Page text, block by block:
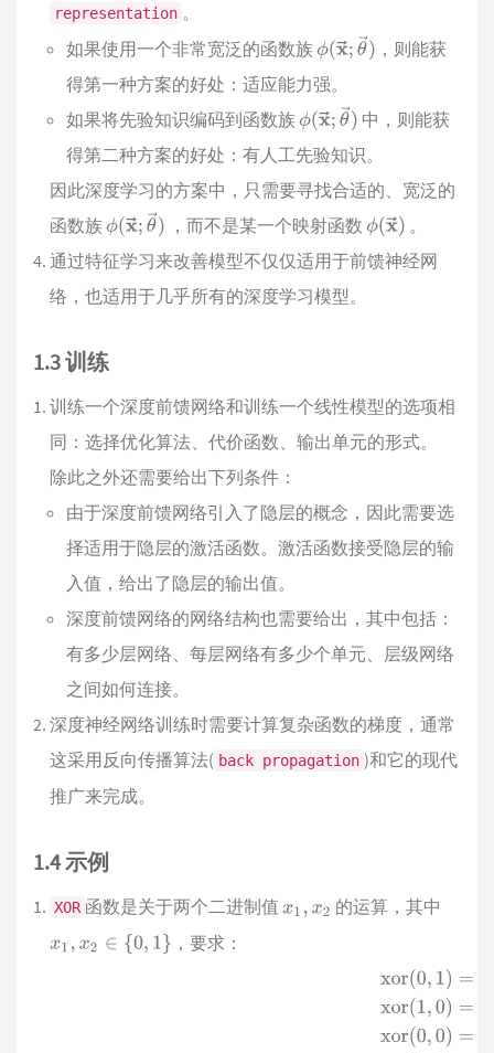
representation 。
如果使用一个非常宽泛的函数族
，则能获
得第一种方案的好处：适应能力强。
如果将先验知识编码到函数族
中，则能获
得第二种方案的好处：有人工先验知识。
因此深度学习的方案中，只需要寻找合适的、宽泛的
函数族
，而不是某一个映射函数
。
通过特征学习来改善模型不仅仅适用于前馈神经网
络，也适用于几乎所有的深度学习模型。
1.3 训练
训练一个深度前馈网络和训练一个线性模型的选项相
同：选择优化算法、代价函数、输出单元的形式。
除此之外还需要给出下列条件：
由于深度前馈网络引入了隐层的概念，因此需要选
择适用于隐层的激活函数。激活函数接受隐层的输
入值，给出了隐层的输出值。
深度前馈网络的网络结构也需要给出，其中包括：
有多少层网络、每层网络有多少个单元、层级网络
之间如何连接。
深度神经网络训练时需要计算复杂函数的梯度，通常
这采用反向传播算法( back propagation )和它的现代
推广来完成。
1.4 示例
XOR 函数是关于两个二进制值
的运算，其中
，要求：